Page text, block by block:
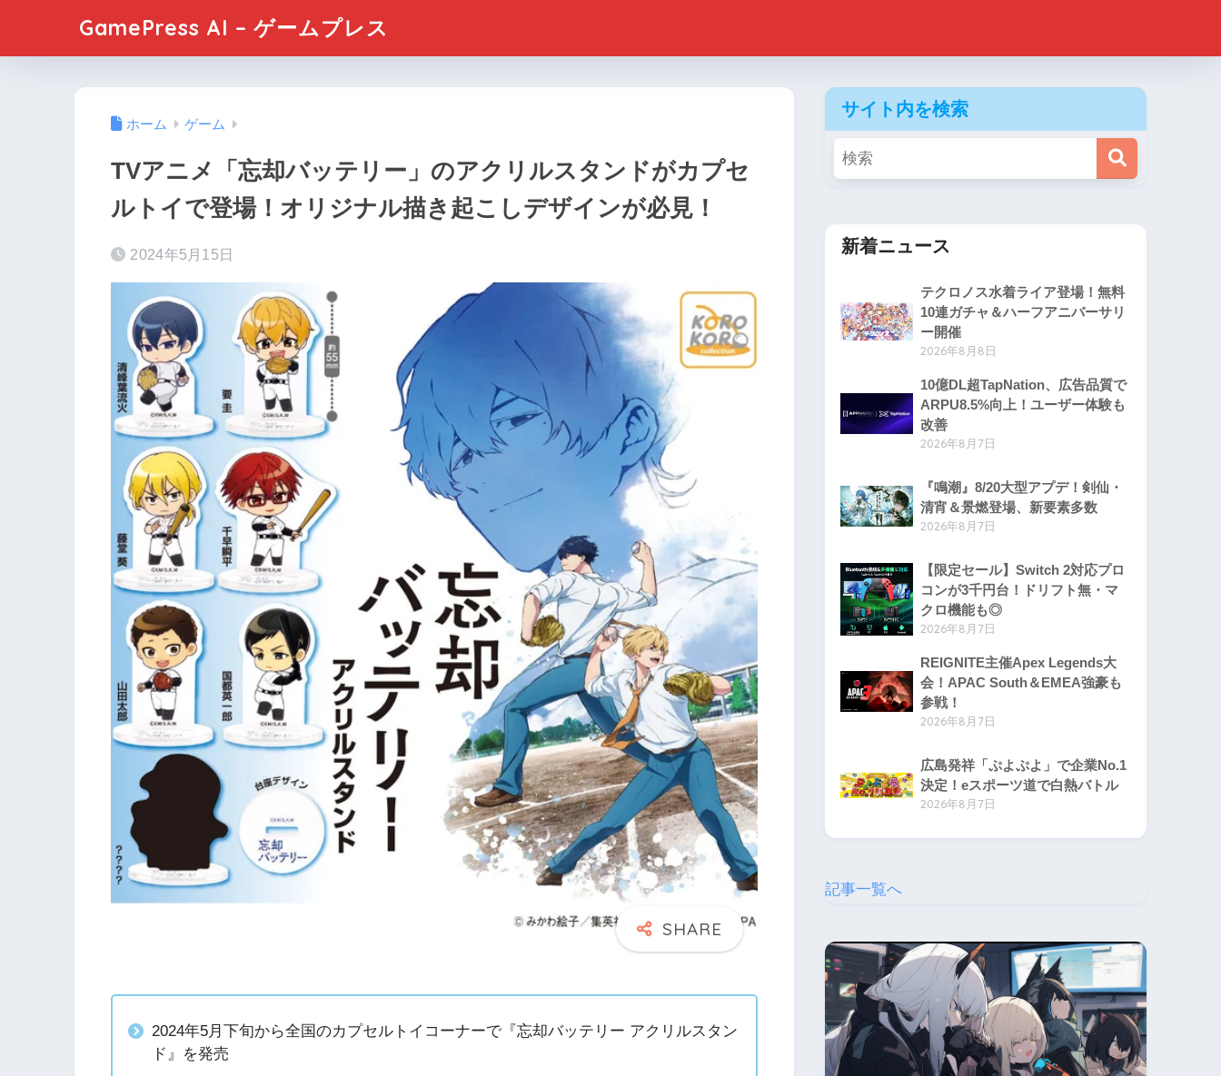
GamePress AI – ゲームプレス
ホーム ゲーム
TVアニメ「忘却バッテリー」のアクリルスタンドがカプセ
ルトイで登場！オリジナル描き起こしデザインが必見！
2024年5月15日
2024年5月下旬から全国のカプセルトイコーナーで『忘却バッテリー アクリルスタン
ド』を発売
サイト内を検索
新着ニュース
テクロノス水着ライア登場！無料
10連ガチャ＆ハーフアニバーサリ
ー開催
2026年8月8日
10億DL超TapNation、広告品質で
ARPU8.5%向上！ユーザー体験も
改善
2026年8月7日
『鳴潮』8/20大型アプデ！剣仙・
清宵＆景燃登場、新要素多数
2026年8月7日
【限定セール】Switch 2対応プロ
コンが3千円台！ドリフト無・マ
クロ機能も◎
2026年8月7日
REIGNITE主催Apex Legends大
会！APAC South＆EMEA強豪も
参戦！
2026年8月7日
広島発祥「ぷよぷよ」で企業No.1
決定！eスポーツ道で白熱バトル
2026年8月7日
記事一覧へ